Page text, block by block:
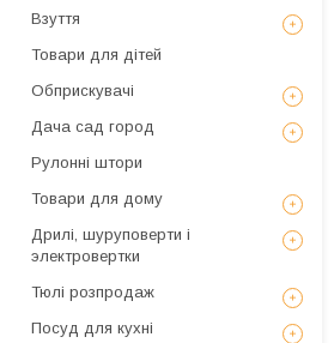
Взуття
Товари для дітей
Обприскувачі
Дача сад город
Рулонні штори
Товари для дому
Дрилі, шуруповерти і
электровертки
Тюлі розпродаж
Посуд для кухні